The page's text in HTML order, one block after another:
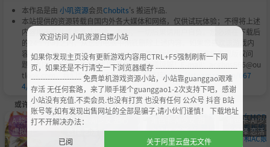
本作品是由 小叽资源会员Chobits's 搬运作品.
本站提供的资源转载自国内外各大媒体和网络，仅供试玩体验；不得将上述
内容用于商业或者非法用途，否则，一切后果请用户自负。您必须在下载后
的24个小时之内，从您的电脑中彻底删除上述内容。如果您喜欢该游戏内
容，请支持正版，购买注册，得到更好的正版服务。我们非常重视版权问
题，如有侵权请邮件与我们联系处理。敬请谅解！E-mail：acgbns666@ou
tlook.com，我们会在第一时间断开下载链接 https://steamzg.com/667
4/ 。
或许您会喜欢
A-绕过D加密
虚拟机
角色卡-AI少女 甜心
心选择 恋活
角色卡-AI少
心选择 恋活
欢迎访问 小叽资源白嫖小站
如果你发现主页没有更新游戏内容用CTRL+F5强制刷新一下网
页，如果还是不行清空一下浏览器缓存 ----------------------------------
--------------------- 免费单机游戏资源小站，小站靠guanggao艰难
存活 无任何套路，来了顺手搓个guanggao1-2次支持下吧，感谢
小站没有充值.不卖会员.也没有打赏 也没有任何 公众号 抖音 B站
账号等,如有发现出售网址的全部是骗子,请小伙们谨慎！ 下载地址
打不开解决办法：
已阅
关于阿里云盘无文件